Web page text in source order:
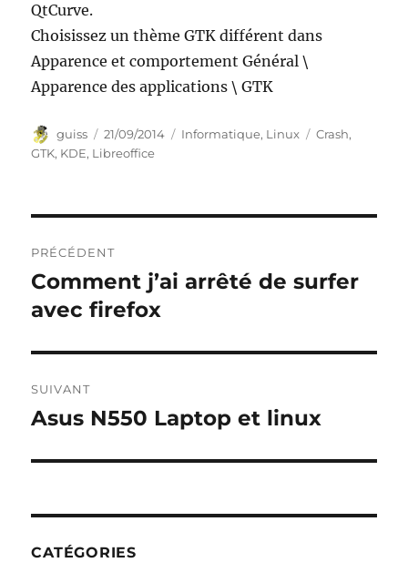
QtCurve.
Choisissez un thème GTK différent dans
Apparence et comportement Général \
Apparence des applications \ GTK
Auteur
guiss
Publié
le
21/09/2014 Catégories
Informatique, Linux Étiquettes
Crash,
GTK, KDE, Libreoffice
de
l’article
PRÉCÉDENT
Publication
précédente :
Comment j’ai arrêté de surfer
avec firefox
SUIVANT
Publication
Asus N550 Laptop et linux
CATÉGORIES